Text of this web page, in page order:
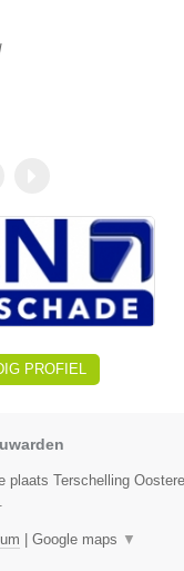
PROFIEL
plaats Terschelling
Google maps ▼